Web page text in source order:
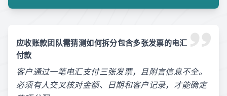
应收账款团队需猜测如何拆分包含多张发票的电汇
付款
客户通过一笔电汇支付三张发票，且附言信息不全。
必须有人交叉核对金额、日期和客户记录，才能确定